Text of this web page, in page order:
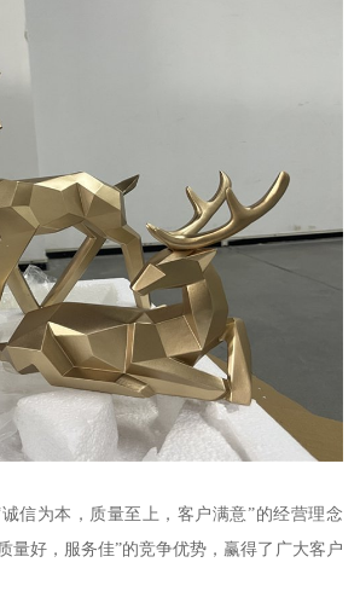
信为本，质量至上，客户满意”的经营理念
量好，服务佳”的竞争优势，赢得了广大客户